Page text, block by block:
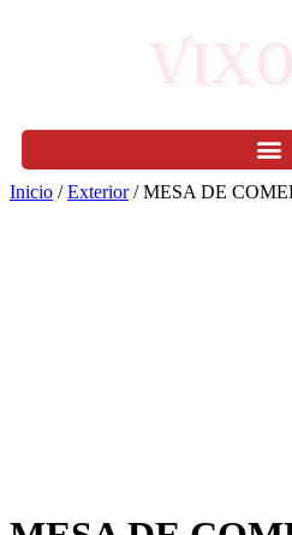
Inicio /Exterior/ MESA DE